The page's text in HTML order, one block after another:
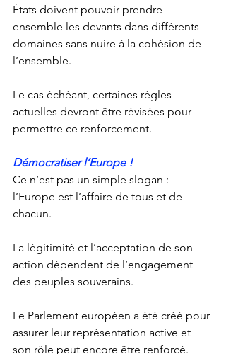
États doivent pouvoir prendre
ensemble les devants dans différents
domaines sans nuire à la cohésion de
l’ensemble.
Le cas échéant, certaines règles
actuelles devront être révisées pour
permettre ce renforcement.
Démocratiser l’Europe !
Ce n’est pas un simple slogan :
l’Europe est l’affaire de tous et de
chacun.
La légitimité et l’acceptation de son
action dépendent de l’engagement
des peuples souverains.
Le Parlement européen a été créé pour
assurer leur représentation active et
son rôle peut encore être renforcé.